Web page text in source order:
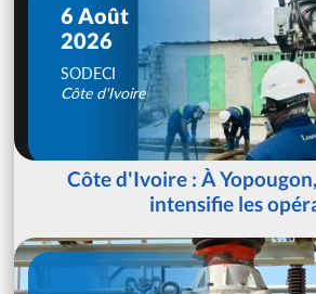
6 Août
2026
SODECI
Côte d'Ivoire
Côte d'Ivoire : À
intensifie les